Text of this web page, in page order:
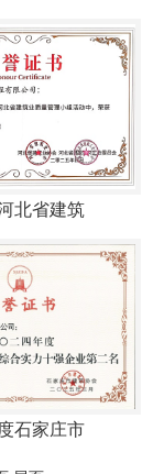
北省建筑
石家庄市